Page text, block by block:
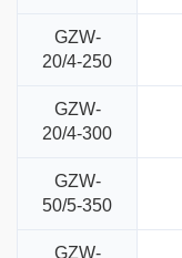
GZW-
20/4-250
GZW-
20/4-300
GZW-
50/5-350
GZW-